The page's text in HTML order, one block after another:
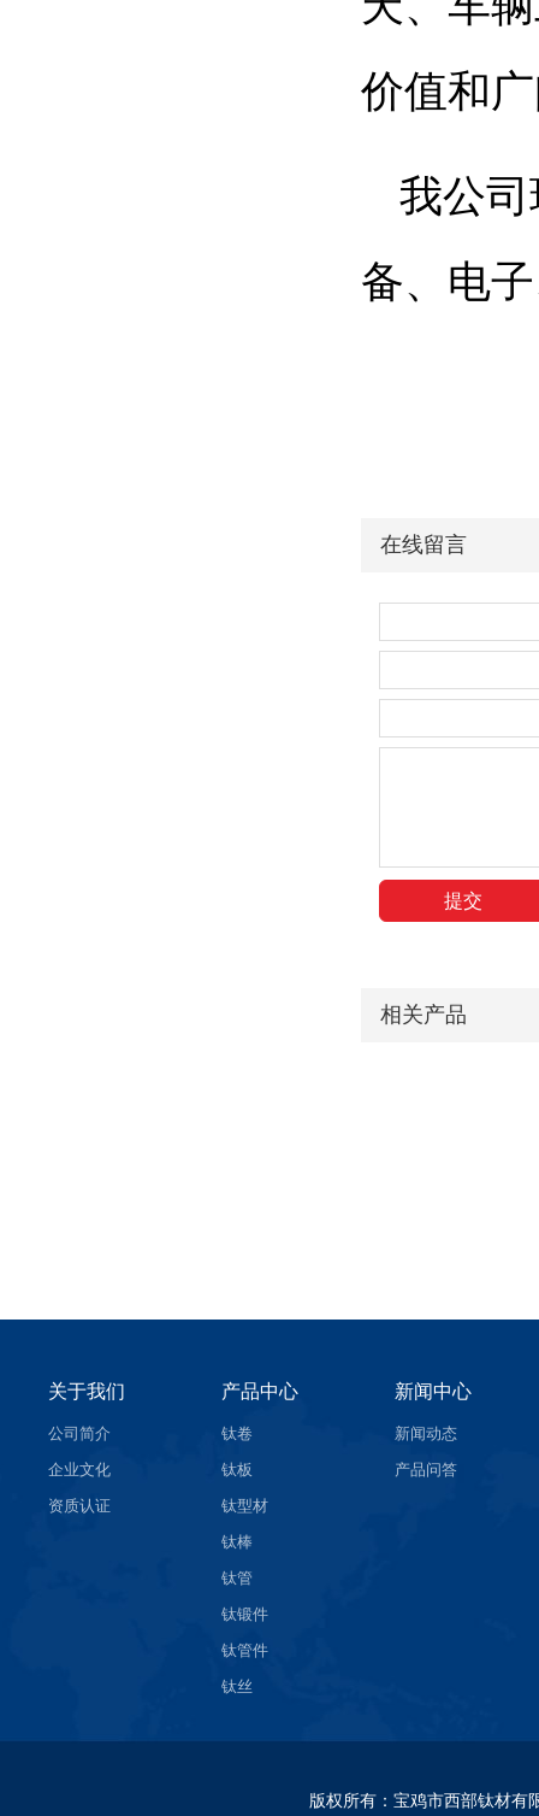
价值和
我公
备、 电
在线留言
相关产品
关于我们
公司简介
企业文化
资质认证
产品中心
钛卷
钛板
钛型材
钛棒
钛管
钛锻件
钛管件
钛丝
新闻中心
新闻动态
产品问答
版权所有： 宝鸡市西部钛材有